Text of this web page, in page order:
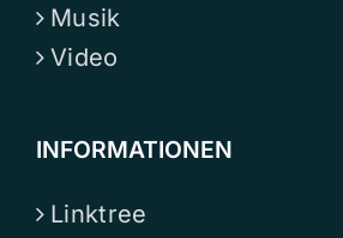
Musik
Video
INFORMATIONEN
Linktree